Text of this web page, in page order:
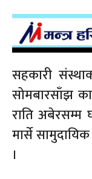
सहकारी
सोमबारसाँझ
राति अबेरसम्म
मार्से
।